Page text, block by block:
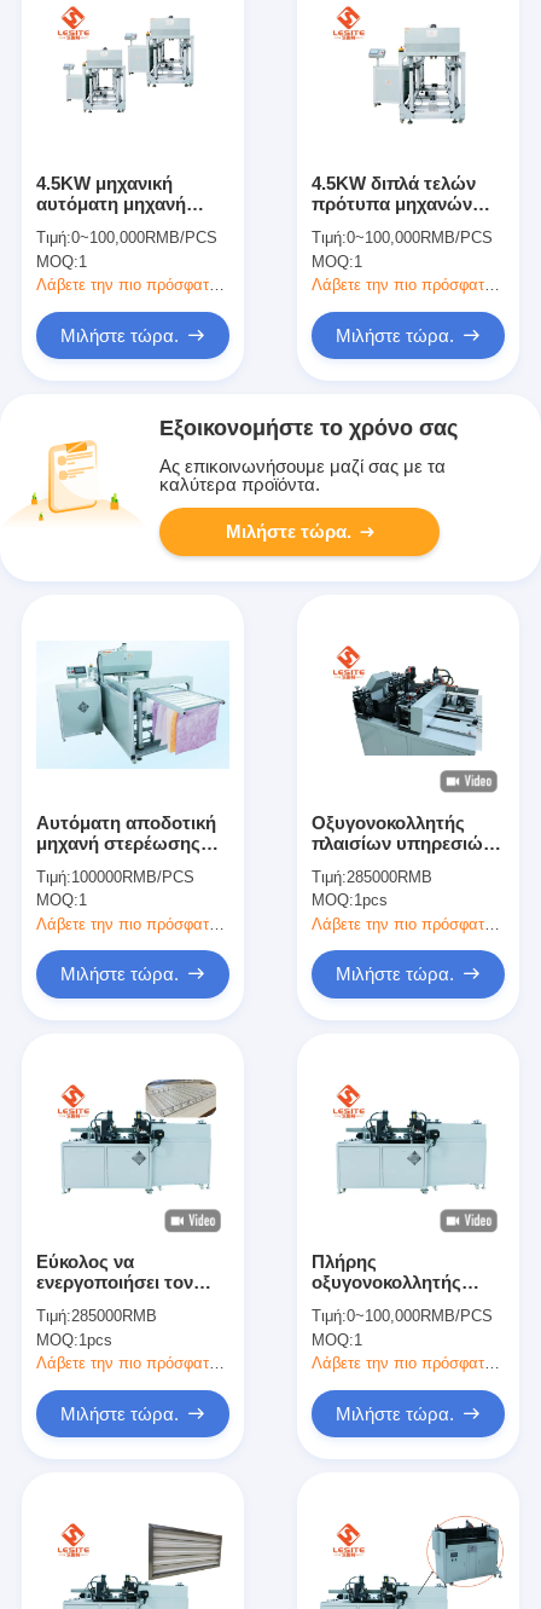
Προϊόντα
Βίντεο
4.5KW μηχανική
αυτόματη μηχανή
CE εύκολη να
λειτουργήσει
Τιμή:0~100,000RMB/PCS
MOQ:1
Λάβετε την πιο πρόσφατη τιμή
Μιλήστε τώρα.
4.5KW διπλά τελών
πρότυπα μηχανών
ταχύτητας αυτόματα
Τιμή:0~100,000RMB/PCS
MOQ:1
Λάβετε την πιο πρόσφατη τιμή
Μιλήστε τώρα.
Εξοικονομήστε το χρόνο σας
Ας επικοινωνήσουμε μαζί σας με τα
καλύτερα προϊόντα.
Μιλήστε τώρα.
Αυτόματη αποδοτική
μηχανή στερέωσης
διακοσμητικές
λουρίδες
Τιμή:100000RMB/PCS
MOQ:1
Λάβετε την πιο πρόσφατη τιμή
Μιλήστε τώρα.
Οξυγονοκολλητής
πλαισίων υπηρεσιών
μηχανή συγκόλλησης
με το CE
Τιμή:285000RMB
MOQ:1pcs
Μιλήστε τώρα.
Εύκολος να
ενεργοποιήσει τον
πλαισίων
ανοξείδωτου 7pa για
το φίλτρο πιάτων
Τιμή:285000RMB
MOQ:1pcs
Λάβετε την πιο πρόσφατη τιμή
Μιλήστε τώρα.
Πλήρης
οξυγονοκολλητής
ελέγχου LESITE
850mm, γρήγορη
μηχανή συγκόλλησης
Τιμή:0~100,000RMB/PCS
MOQ:1
Λάβετε την πιο πρόσφατη τιμή
Μιλήστε τώρα.